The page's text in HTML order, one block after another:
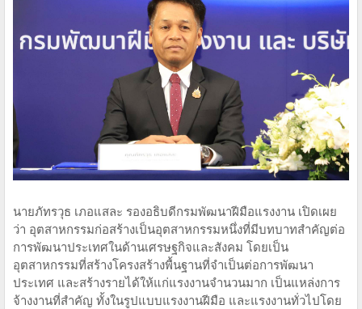
นายภัทรวุธ เภอแสละ รองอธิบดีกรมพัฒนาฝีมือแรงงาน เปิดเผย
ว่า อุตสาหกรรมก่อสร้างเป็นอุตสาหกรรมหนึ่งที่มีบทบาทสำคัญต่อ
การพัฒนาประเทศในด้านเศรษฐกิจและสังคม โดยเป็น
อุตสาหกรรมที่สร้างโครงสร้างพื้นฐานที่จำเป็นต่อการพัฒนา
ประเทศ และสร้างรายได้ให้แก่แรงงานจำนวนมาก เป็นแหล่งการ
จ้างงานที่สำคัญ ทั้งในรูปแบบแรงงานฝีมือ และแรงงานทั่วไปโดย